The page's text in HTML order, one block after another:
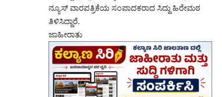
ನ್ಯೂಸ್ ವಾರಪತ್ರಿಕೆಯ ಸಂಪಾದಕರಾದ ಸಿದ್ದು ಹಿರೇಮಠ
ತಿಳಿಸಿದ್ದಾರೆ.
ಜಾಹೀರಾತು